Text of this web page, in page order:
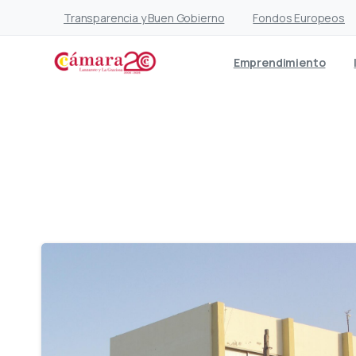
Transparencia y Buen Gobierno Fondos Europeos
Emprendimiento